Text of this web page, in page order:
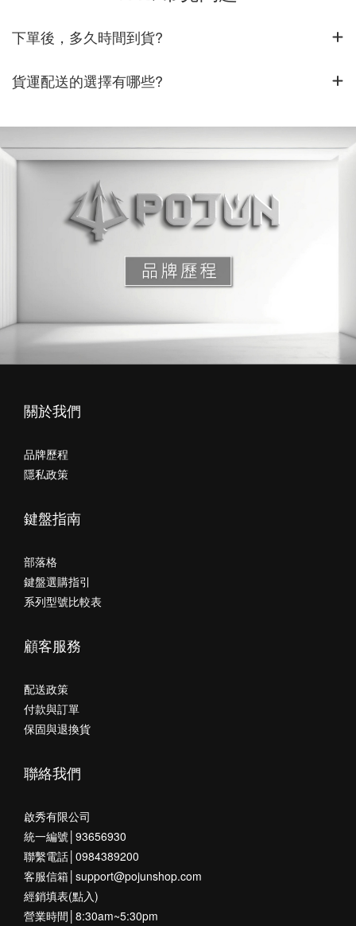
下單後，多久時間到貨?
貨運配送的選擇有哪些?
關於我們
品牌歷程
隱私政策
鍵盤指南
部落格
鍵盤選購指引
系列型號比較表
顧客服務
配送政策
付款與訂單
保固與退換貨
聯絡我們
啟秀有限公司
統一編號│93656930
聯繫電話│0984389200
客服信箱│support@pojunshop.com
經銷填表(點入)
營業時間│8:30am~5:30pm